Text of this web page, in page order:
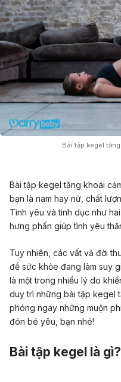
Bài tập kegel
Bài tập kegel tăng khoái
bạn là nam hay nữ, chất
Tình yêu và tình dục như
hưng phấn giúp tình yêu
Tuy nhiên, các vất vả đời
đề sức khỏe đang làm suy
là một trong nhiều lý do
duy trì những bài tập kegel
phóng ngay những muộn
đón bé yêu, bạn nhé!
Bài tập kegel là gì?